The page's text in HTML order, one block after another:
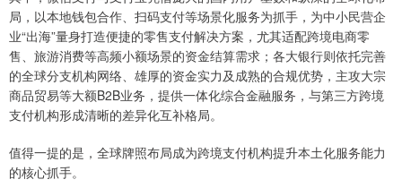
局，以本地钱包合作、扫码支付等场景化服务为抓手，为中小民营企
业“出海”量身打造便捷的零售支付解决方案，尤其适配跨境电商零
售、旅游消费等高频小额场景的资金结算需求；各大银行则依托完善
的全球分支机构网络、雄厚的资金实力及成熟的合规优势，主攻大宗
商品贸易等大额B2B业务，提供一体化综合金融服务，与第三方跨境
支付机构形成清晰的差异化互补格局。
值得一提的是，全球牌照布局成为跨境支付机构提升本土化服务能力
的核心抓手。